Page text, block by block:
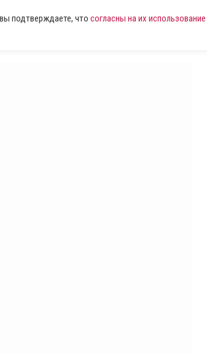
подтверждаете, что согласны на их использование